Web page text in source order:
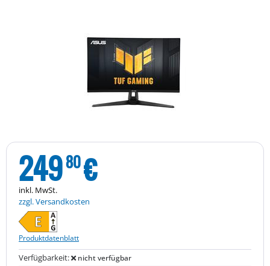
24980€
inkl. MwSt.
zzgl. Versandkosten
Produktdatenblatt
Verfügbarkeit: nicht verfügbar